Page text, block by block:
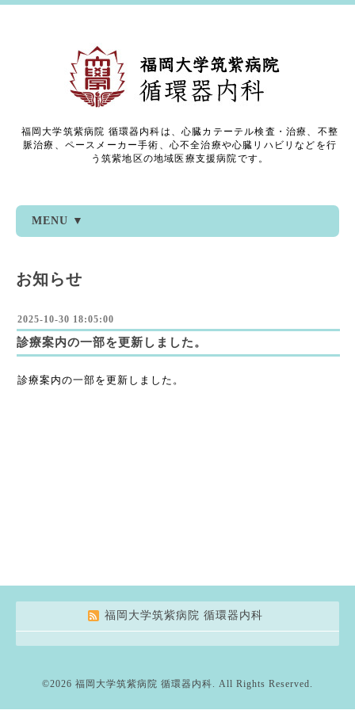
福岡大学筑紫病院 循環器内科は、心臓カテーテル検査・治療、不整
脈治療、ペースメーカー手術、心不全治療や心臓リハビリなどを行
う筑紫地区の地域医療支援病院です。
MENU ▼
お知らせ
2025-10-30 18:05:00
診療案内の一部を更新しました。
診療案内の一部を更新しました。
福岡大学筑紫病院 循環器内科
©2026 福岡大学筑紫病院 循環器内科. All Rights Reserved.